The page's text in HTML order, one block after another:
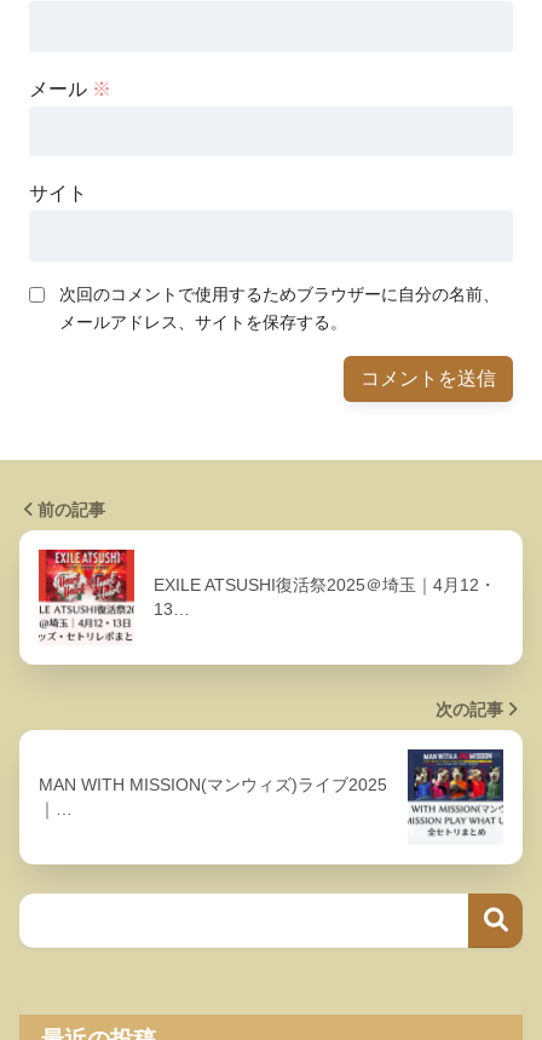
メール ※
サイト
次回のコメントで使用するためブラウザーに自分の名前、
メールアドレス、サイトを保存する。
前の記事
EXILE ATSUSHI復活祭2025＠埼玉｜4月12・
13…
次の記事
MAN WITH MISSION(マンウィズ)ライブ2025
｜…